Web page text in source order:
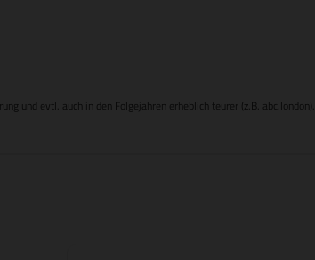
und evtl. auch in den Folgejahren erheblich teurer (z.B. abc.london).